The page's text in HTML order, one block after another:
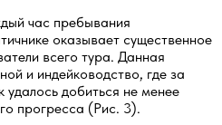
час пребывания
оказывает существенное
всего тура. Данная
и индейководство, где за
удалось добиться не менее
прогресса (Рис. 3).